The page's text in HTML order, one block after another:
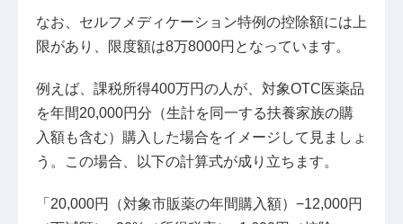
なお、セルフメディケーション特例の控除額には上
限があり、限度額は8万8000円となっています。
例えば、課税所得400万円の人が、対象OTC医薬品
を年間20,000円分（生計を同一する扶養家族の購
入額も含む）購入した場合をイメージして見ましょ
う。この場合、以下の計算式が成り立ちます。
「20,000円（対象市販薬の年間購入額）−12,000円